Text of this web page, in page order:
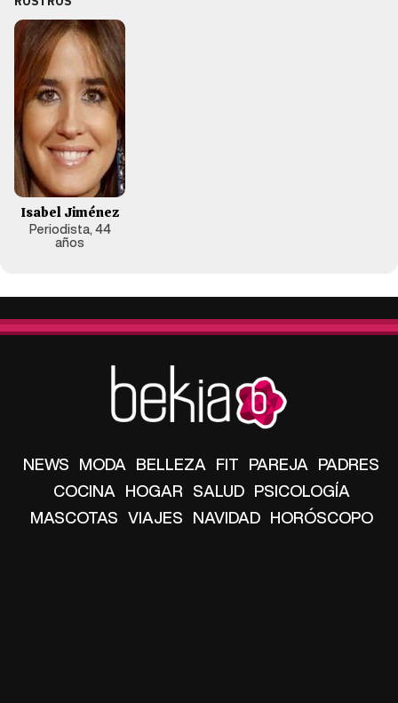
Isabel Jiménez
Periodista, 44
años
NEWS MODA BELLEZA FIT PAREJA PADRES
COCINA HOGAR SALUD PSICOLOGÍA
MASCOTAS VIAJES NAVIDAD HORÓSCOPO